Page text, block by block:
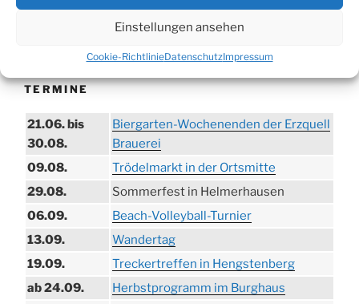
Einstellungen ansehen
Cookie-RichtlinieDatenschutzImpressum
TERMINE
21.06. bis
30.08.
Biergarten-Wochenenden der Erzquell
Brauerei
09.08.
Trödelmarkt in der Ortsmitte
29.08.
Sommerfest in Helmerhausen
06.09.
Beach-Volleyball-Turnier
13.09.
Wandertag
19.09.
Treckertreffen in Hengstenberg
ab 24.09.
Herbstprogramm im Burghaus